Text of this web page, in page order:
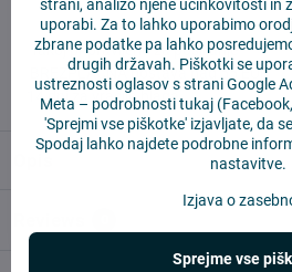
✅ Takoj pripravljeno za pošiljanje
✅ BREZPLAČNA dostava nad 55 EUR
✅14 dni za vračilo blaga
strani, analizo njene učinkovitosti in
uporabi. Za to lahko uporabimo
zbrane podatke pa lahko
drugih državah. Piškotki se
ustreznosti oglasov s strani Google
Meta – podrobnosti tukaj
'Sprejmi vse piškotke' izjavljate, da
Spodaj lahko najdete podrobne
nastavitve.
Izjava o
Sprejme vse